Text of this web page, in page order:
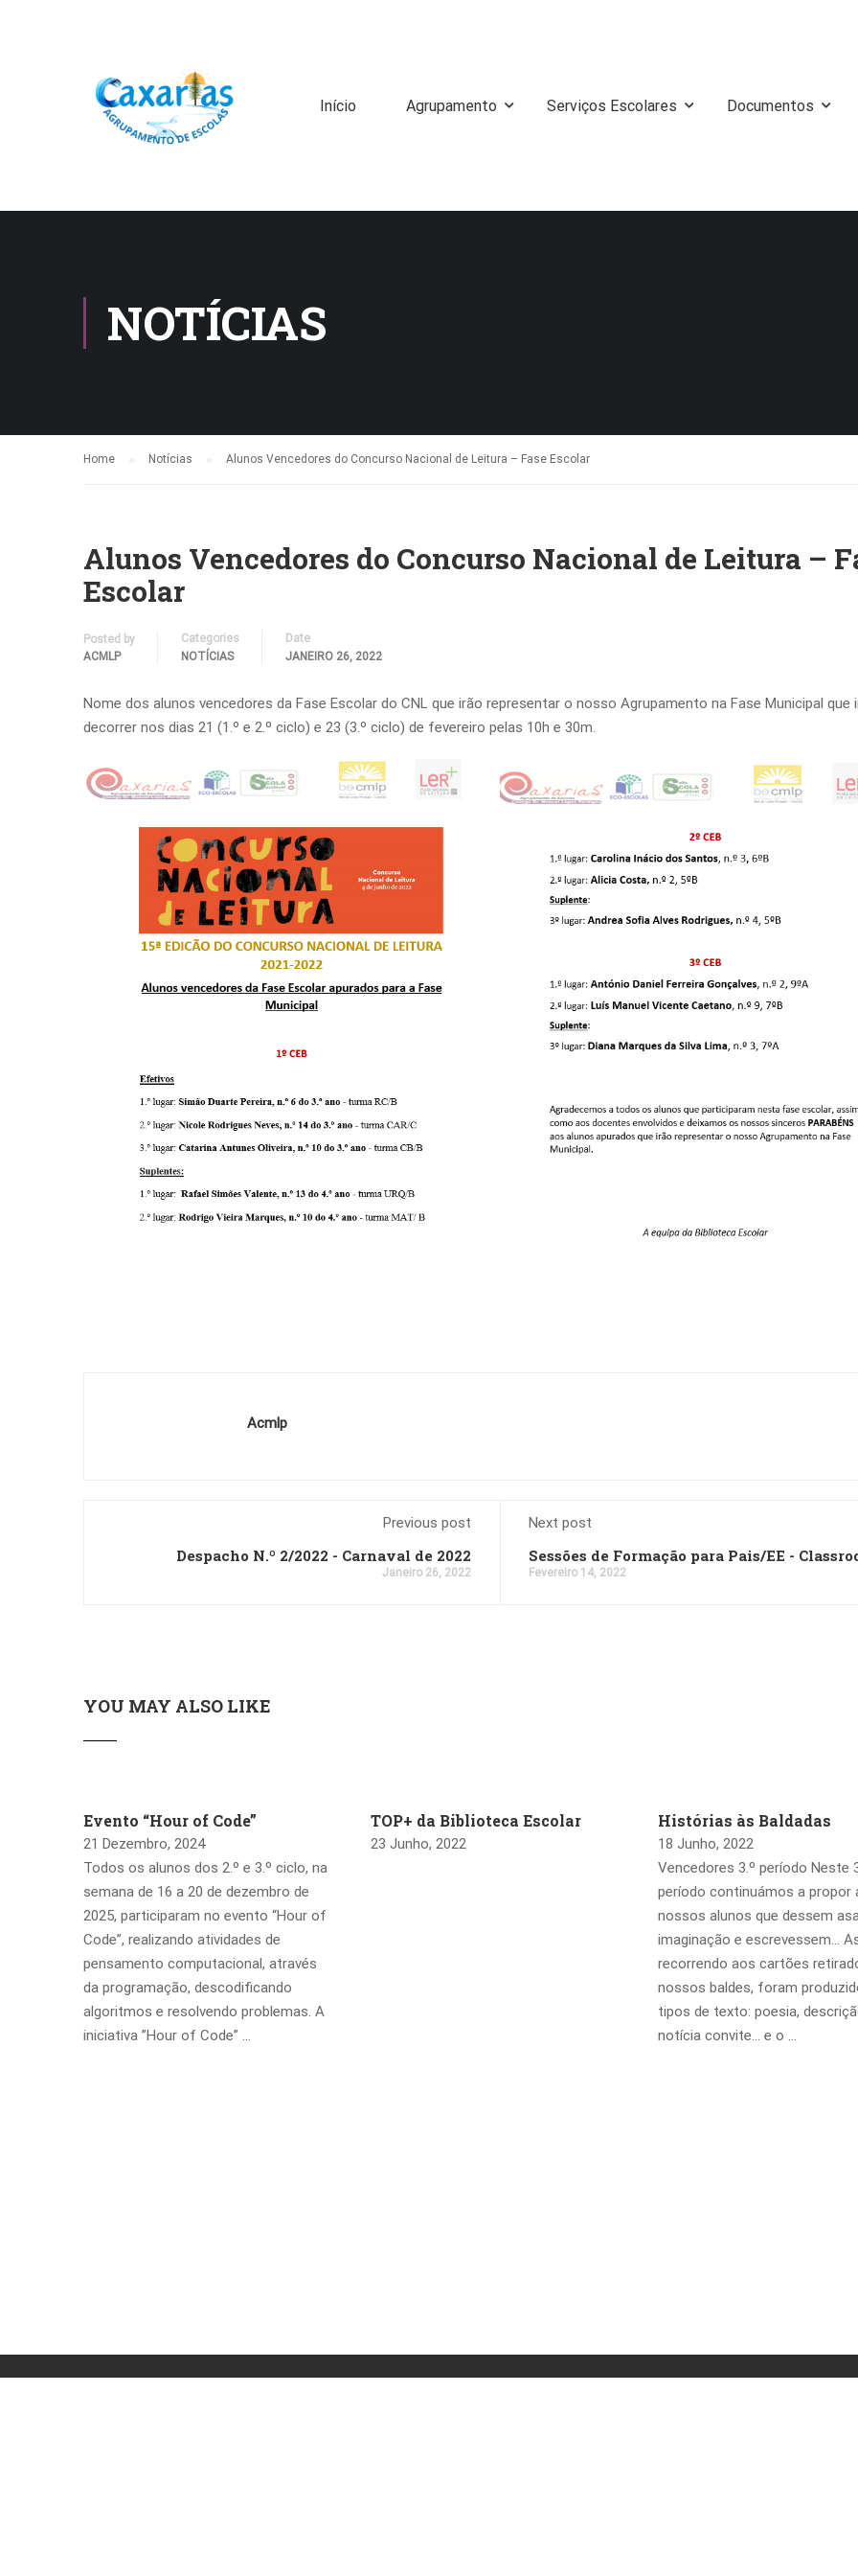
Início Agrupamento Serviços Escolares Documentos
NOTÍCIAS
Home Notícias Alunos Vencedores do Concurso Nacional de Leitura – Fase Escolar
Alunos Vencedores do Concurso Nacional de Leitura –
Escolar
Posted by
ACMLP
Categories
NOTÍCIAS
Date
JANEIRO 26, 2022
Nome dos alunos vencedores da Fase Escolar do CNL que irão representar o nosso Agrupamento na Fase Municipal que
decorrer nos dias 21 (1.º e 2.º ciclo) e 23 (3.º ciclo) de fevereiro pelas 10h e 30m.
Acmlp
Previous post
Despacho N.º 2/2022 - Carnaval de 2022
Janeiro 26, 2022
Next post
Sessões de Formação para Pais/EE -
Fevereiro 14, 2022
YOU MAY ALSO LIKE
Evento “Hour of Code”
21 Dezembro, 2024
Todos os alunos dos 2.º e 3.º ciclo, na
semana de 16 a 20 de dezembro de
2025, participaram no evento “Hour of
Code”, realizando atividades de
pensamento computacional, através
da programação, descodificando
algoritmos e resolvendo problemas. A
iniciativa ”Hour of Code” …
TOP+ da Biblioteca Escolar
23 Junho, 2022
Histórias às Baldadas
18 Junho, 2022
Vencedores 3.º período Neste
período continuámos a propor
nossos alunos que dessem
imaginação e escrevessem…
recorrendo aos cartões
nossos baldes, foram
tipos de texto: poesia,
notícia convite… e o …